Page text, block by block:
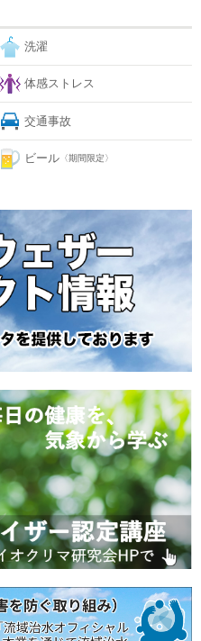
洗濯
体感ストレス
交通事故
ビール 〈期間限定〉